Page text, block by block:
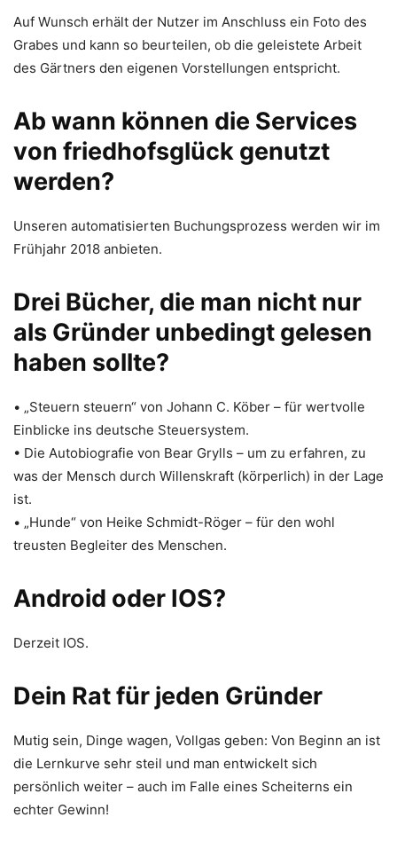
Auf Wunsch erhält der Nutzer im Anschluss ein Foto des
Grabes und kann so beurteilen, ob die geleistete Arbeit
des Gärtners den eigenen Vorstellungen entspricht.
Ab wann können die Services
von friedhofsglück genutzt
werden?
Unseren automatisierten Buchungsprozess werden wir im
Frühjahr 2018 anbieten.
Drei Bücher, die man nicht nur
als Gründer unbedingt gelesen
haben sollte?
• „Steuern steuern“ von Johann C. Köber – für wertvolle
Einblicke ins deutsche Steuersystem.
• Die Autobiografie von Bear Grylls – um zu erfahren, zu
was der Mensch durch Willenskraft (körperlich) in der Lage
ist.
• „Hunde“ von Heike Schmidt-Röger – für den wohl
treusten Begleiter des Menschen.
Android oder IOS?
Derzeit IOS.
Dein Rat für jeden Gründer
Mutig sein, Dinge wagen, Vollgas geben: Von Beginn an ist
die Lernkurve sehr steil und man entwickelt sich
persönlich weiter – auch im Falle eines Scheiterns ein
echter Gewinn!